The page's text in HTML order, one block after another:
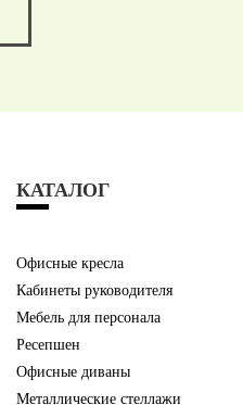
КАТАЛОГ
Офисные кресла
Кабинеты руководителя
Мебель для персонала
Ресепшен
Офисные диваны
Металлические стеллажи